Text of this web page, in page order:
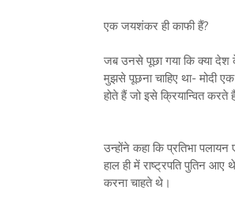
एक जयशंकर ही काफी हैं?
जब उनसे पूछा गया कि क्या
मुझसे पूछना चाहिए था- मोदी
होते हैं जो इसे क्रियान्वित
उन्होंने कहा कि प्रतिभा
हाल ही में राष्ट्रपति पुतिन
करना चाहते थे।